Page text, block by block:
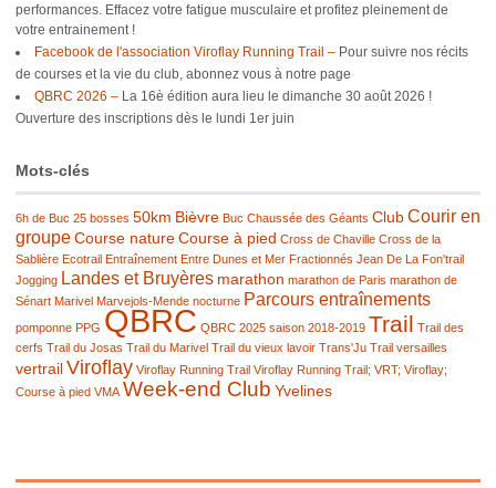
performances. Effacez votre fatigue musculaire et profitez pleinement de
votre entrainement !
Facebook de l'association Viroflay Running Trail – Pour suivre nos récits
de courses et la vie du club, abonnez vous à notre page
QBRC 2026 – La 16è édition aura lieu le dimanche 30 août 2026 !
Ouverture des inscriptions dès le lundi 1er juin
Mots-clés
6h de Buc 25 bosses 50km Bièvre Buc Chaussée des Géants ClubCourir en
groupeCourse natureCourse à pied Cross de Chaville Cross de la
Sablière Ecotrail Entraînement Entre Dunes et Mer Fractionnés Jean De La Fon'trail
Jogging Landes et Bruyères marathon marathon de Paris marathon de
Sénart Marivel Marvejols-Mende nocturne Parcours entraînements
pomponne PPG QBRC QBRC 2025 saison 2018-2019 Trail Trail des
cerfs Trail du Josas Trail du Marivel Trail du vieux lavoir Trans'Ju Trail versailles
vertrailViroflay Viroflay Running Trail Viroflay Running Trail; VRT; Viroflay;
Course à pied VMA Week-end Club Yvelines